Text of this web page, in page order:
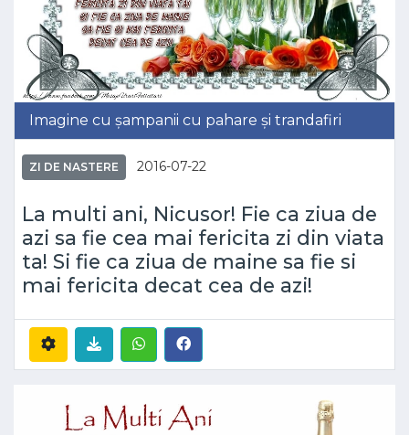
Imagine cu șampanii cu pahare și trandafiri
ZI DE NASTERE 2016-07-22
La multi ani, Nicusor! Fie ca ziua de
azi sa fie cea mai fericita zi din viata
ta! Si fie ca ziua de maine sa fie si
mai fericita decat cea de azi!